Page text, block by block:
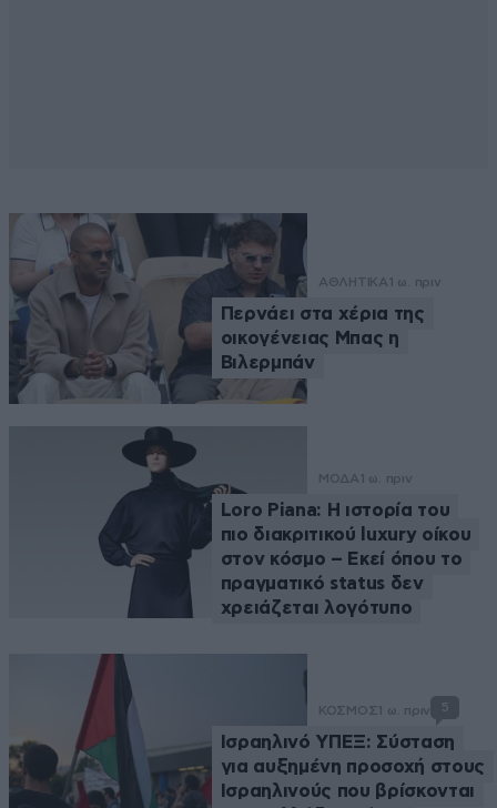
ΑΘΛΗΤΙΚΑ 1 ω. πριν
Περνάει στα χέρια της
οικογένειας Μπας η
Βιλερμπάν
ΜΟΔΑ 1 ω. πριν
Loro Piana: Η ιστορία του
πιο διακριτικού luxury οίκου
στον κόσμο – Εκεί όπου το
πραγματικό status δεν
χρειάζεται λογότυπο
ΚΟΣΜΟΣ 1 ω. πριν 5
Ισραηλινό ΥΠΕΞ: Σύσταση
για αυξημένη προσοχή στους
Ισραηλινούς που βρίσκονται